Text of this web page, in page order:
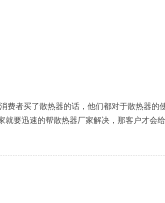
费者买了散热器的话，他们都对于散热器
要迅速的帮散热器厂家解决，那客户才会